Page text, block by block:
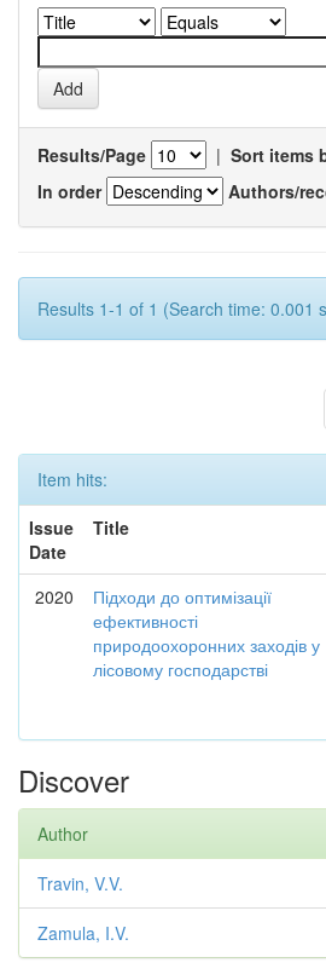
Results/Page | Sort items
In order
Authors/
Results 1-1 of 1 (Search time: 0.001
Item hits:
Issue
Date
Title
2020
Підходи до оптимізації
ефективності
природоохоронних заходів у
лісовому господарстві
Discover
Author
Travin, V.V.
Zamula, I.V.